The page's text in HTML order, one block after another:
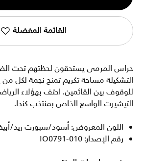
1
القائمة المفضلة
حراس المرمى يستحقون لحظتهم تحت
التشكيلة مساحة تكريم تمنح نجمة لكل
للوقوف بين القائمين. احتف بهؤلاء
التيشيرت الواسع الخاص بمنتخب كندا.
اللون المعروض: أسود/سبورت ريد/
رقم الإصدار: IO0791-010